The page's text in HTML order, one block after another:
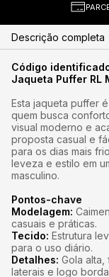
Descrição completa
Código
Jaqueta Puffer RL
Esta jaqueta puffer
quem busca
visual moderno e
proposta casual e
para os dias mais
leveza e estilo em
masculino.
Pontos-chave
Modelagem:
casuais e práticas.
Tecido: Estrutura
para o uso diário.
Detalhes: Gola
laterais e logo